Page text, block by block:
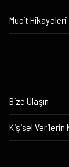
Mucit Hikayeleri
Bize Ulaşın
Kişisel Verilerin